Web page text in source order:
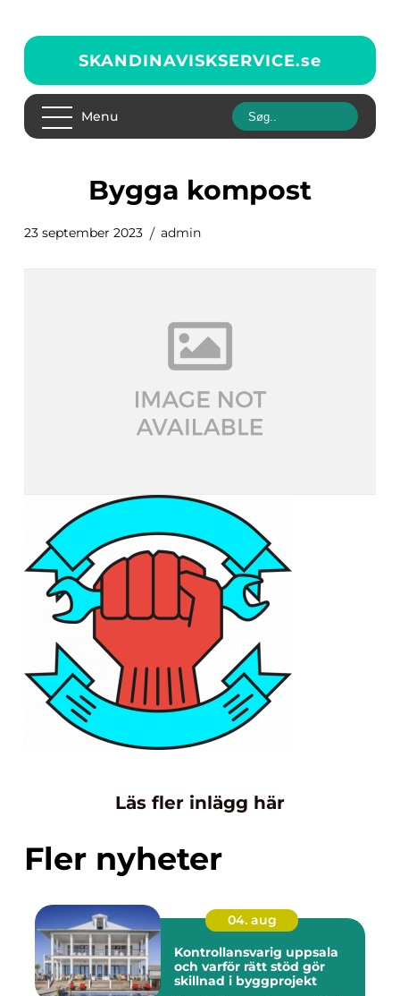
SKANDINAVISKSERVICE.se
Menu
bygga kompost
23 september 2023 admin
Läs fler inlägg här
Fler nyheter
04. aug
Kontrollansvarig uppsala
och varför rätt stöd gör
skillnad i byggprojekt